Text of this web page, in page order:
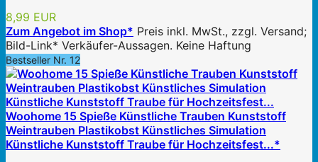
8,99 EUR
Zum Angebot im Shop* Preis inkl. MwSt., zzgl. Versand;
Bild-Link* Verkäufer-Aussagen. Keine Haftung
Bestseller Nr. 12
Woohome 15 Spieße Künstliche Trauben Kunststoff
Weintrauben Plastikobst Künstliches Simulation
Künstliche Kunststoff Traube für Hochzeitsfest...*